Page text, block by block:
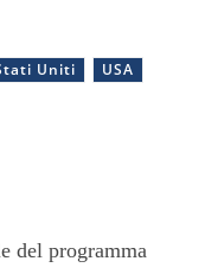
Uniti USA
del programma